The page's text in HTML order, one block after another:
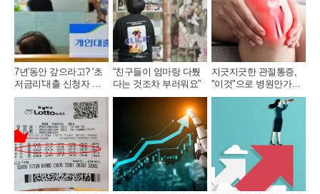
7년'동안 갚으라고? '초
저금리'대출 신청자 몰
렸다.
“친구들이 엄마랑 다퉜
다는 것조차 부러워요”
지긋지긋한 관절통증,
"이것"으로 병원안가도
돼..